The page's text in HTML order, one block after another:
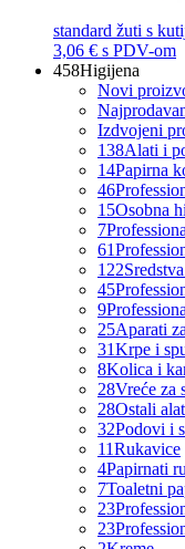
standard žuti s
3,06 € s PDV-om
458Higijena
Novi
Izdvojeni
138Alati i
14Papirna
46
15Osobna
7
61
122
45
9
25Aparati
31Krpe i
8Kolica i
28Vreće za
28Ostali
32Podovi i
11Rukavice
4Papirnati
7Toaletni
23
23